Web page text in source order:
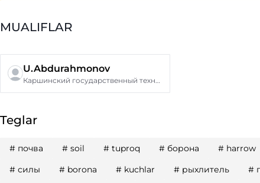
MUALIFLAR
U.Abdurahmonov
Каршинский государственный технический университет
Teglar
# почва # soil # tuproq # борона # harrow
# силы # borona # kuchlar # рыхлитель #